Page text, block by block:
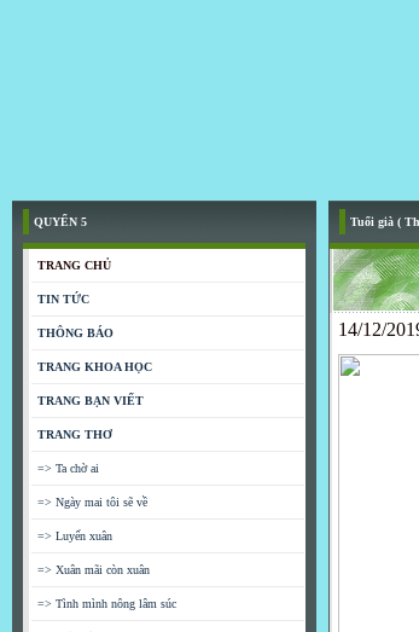
QUYỂN 5
TRANG CHỦ
TIN TỨC
THÔNG BÁO
TRANG KHOA HỌC
TRANG BẠN VIẾT
TRANG THƠ
=> Ta chờ ai
=> Ngày mai tôi sẽ về
=> Luyến xuân
=> Xuân mãi còn xuân
=> Tình mình nông lâm súc
Tuổi già (
14/12/